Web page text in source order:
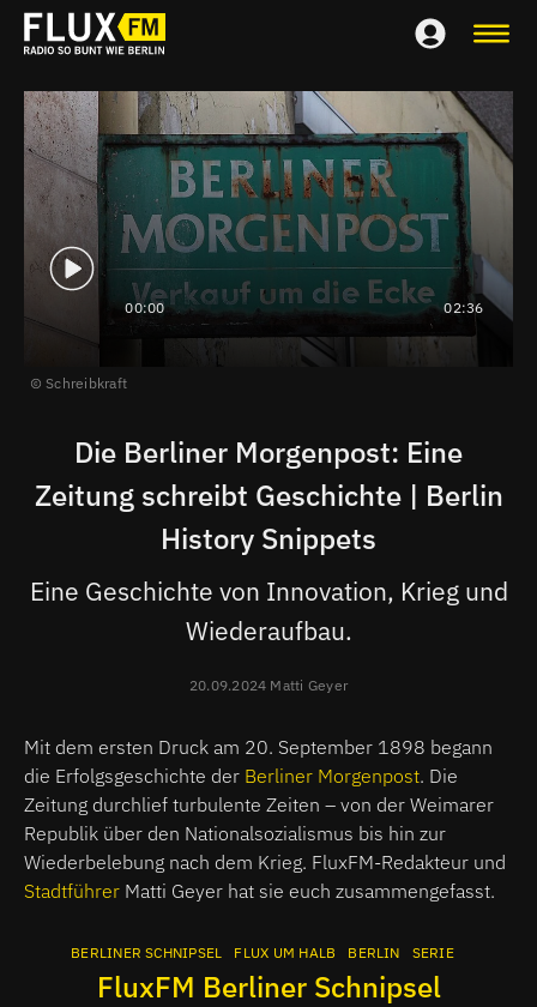
00:00 02:36
Schreibkraft
Die Berliner Morgenpost: Eine
Zeitung schreibt Geschichte | Berlin
History Snippets
Eine Geschichte von Innovation, Krieg und
Wiederaufbau.
20.09.2024 Matti Geyer
Mit dem ersten Druck am 20. September 1898 begann
die Erfolgsgeschichte der Berliner Morgenpost. Die
Zeitung durchlief turbulente Zeiten – von der Weimarer
Republik über den Nationalsozialismus bis hin zur
Wiederbelebung nach dem Krieg. FluxFM-Redakteur und
Stadtführer Matti Geyer hat sie euch zusammengefasst.
BERLINER SCHNIPSEL FLUX UM HALB BERLIN SERIE
FluxFM Berliner Schnipsel